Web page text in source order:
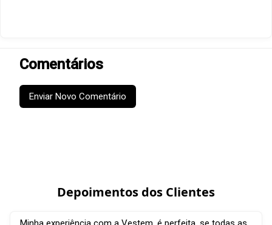
Comentários
Enviar Novo Comentário
Depoimentos dos Clientes